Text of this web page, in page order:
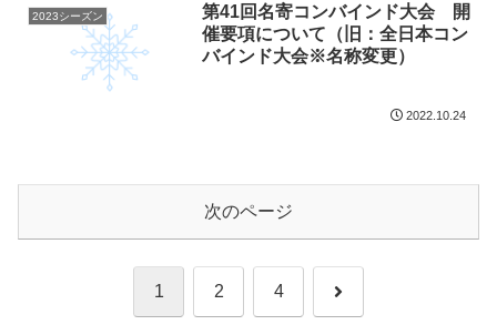
2023シーズン
第41回名寄コンバインド大会 開
催要項について（旧：全日本コン
バインド大会※名称変更）
2022.10.24
次のページ
1 2 4 次